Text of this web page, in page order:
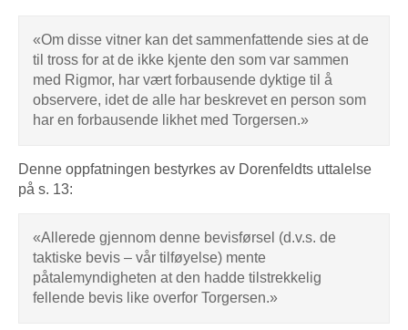
«Om disse vitner kan det sammenfattende sies at de
til tross for at de ikke kjente den som var sammen
med Rigmor, har vært forbausende dyktige til å
observere, idet de alle har beskrevet en person som
har en forbausende likhet med Torgersen.»
Denne oppfatningen bestyrkes av Dorenfeldts uttalelse
på s. 13:
«Allerede gjennom denne bevisførsel (d.v.s. de
taktiske bevis – vår tilføyelse) mente
påtalemyndigheten at den hadde tilstrekkelig
fellende bevis like overfor Torgersen.»